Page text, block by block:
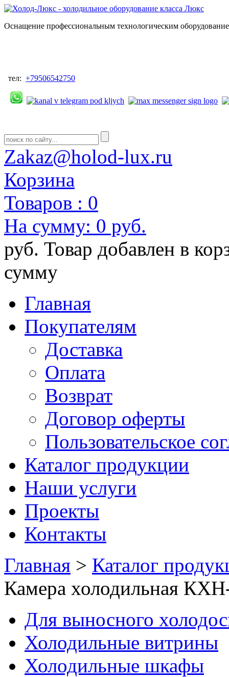
Оснащение профессиональным технологическим
тел: +79506542750
Zakaz@holod-lux.ru
Корзина
Товаров : 0
На сумму: 0 руб.
руб. Товар добавлен в
сумму
Главная
Покупателям
Доставка
Оплата
Возврат
Договор оферты
Пользовательское
Каталог продукции
Наши услуги
Проекты
Контакты
Главная > Каталог
Камера холодильная
Для выносного
Холодильные витрины
Холодильные шкафы